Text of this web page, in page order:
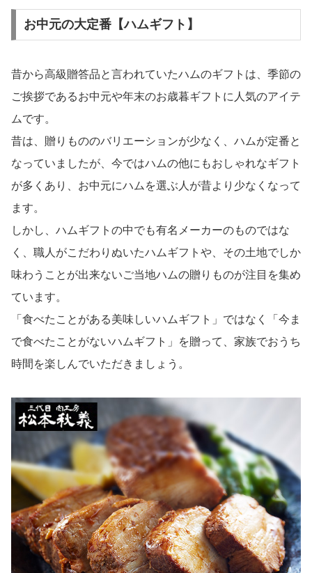
お中元の大定番【ハムギフト】
昔から高級贈答品と言われていたハムのギフトは、季節の
ご挨拶であるお中元や年末のお歳暮ギフトに人気のアイテ
ムです。
昔は、贈りもののバリエーションが少なく、ハムが定番と
なっていましたが、今ではハムの他にもおしゃれなギフト
が多くあり、お中元にハムを選ぶ人が昔より少なくなって
ます。
しかし、ハムギフトの中でも有名メーカーのものではな
く、職人がこだわりぬいたハムギフトや、その土地でしか
味わうことが出来ないご当地ハムの贈りものが注目を集め
ています。
「食べたことがある美味しいハムギフト」ではなく「今ま
で食べたことがないハムギフト」を贈って、家族でおうち
時間を楽しんでいただきましょう。